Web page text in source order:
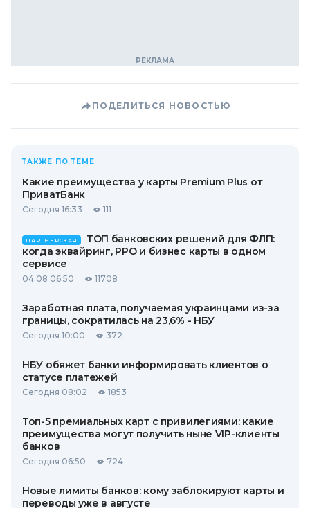
ПОДЕЛИТЬСЯ НОВОСТЬЮ
ТАКЖЕ ПО ТЕМЕ
Какие преимущества у карты Premium Plus от
ПриватБанк
Сегодня 16:33 111
ПАРТНЕРСКАЯ
ТОП банковских решений для ФЛП:
когда эквайринг, РРО и бизнес карты в одном
сервисе
04.08 06:50 11708
Заработная плата, получаемая украинцами из-за
границы, сократилась на 23,6% - НБУ
Сегодня 10:00 372
НБУ обяжет банки информировать клиентов о
статусе платежей
Сегодня 08:02 1853
Топ-5 премиальных карт с привилегиями: какие
преимущества могут получить ныне VIP-клиенты
банков
Сегодня 06:50 724
Новые лимиты банков: кому заблокируют карты и
переводы уже в августе